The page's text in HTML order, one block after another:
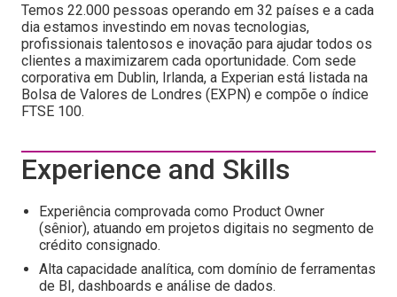
Temos 22.000 pessoas operando em 32 países e a cada
dia estamos investindo em novas tecnologias,
profissionais talentosos e inovação para ajudar todos os
clientes a maximizarem cada oportunidade. Com sede
corporativa em Dublin, Irlanda, a Experian está listada na
Bolsa de Valores de Londres (EXPN) e compõe o índice
FTSE 100.
Experience and Skills
Experiência comprovada como Product Owner
(sênior), atuando em projetos digitais no segmento de
crédito consignado.
Alta capacidade analítica, com domínio de ferramentas
de BI, dashboards e análise de dados.